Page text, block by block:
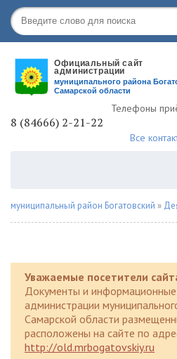
Телефоны
8 (84666) 2-21-22
Все
муниципальный район Богатовский »
Уважаемые посетители
Документы и
администрации
Самарской области
расположены на сайте по
http://old.mrbogatovskiy.ru